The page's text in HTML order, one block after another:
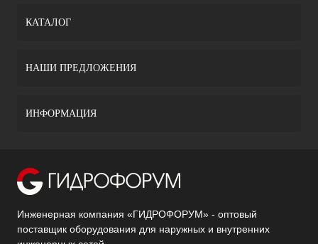
КАТАЛОГ
НАШИ ПРЕДЛОЖЕНИЯ
ИНФОРМАЦИЯ
Инженерная компания «ГИДРОФОРУМ» - оптовый
поставщик оборудования для наружных и внутренних